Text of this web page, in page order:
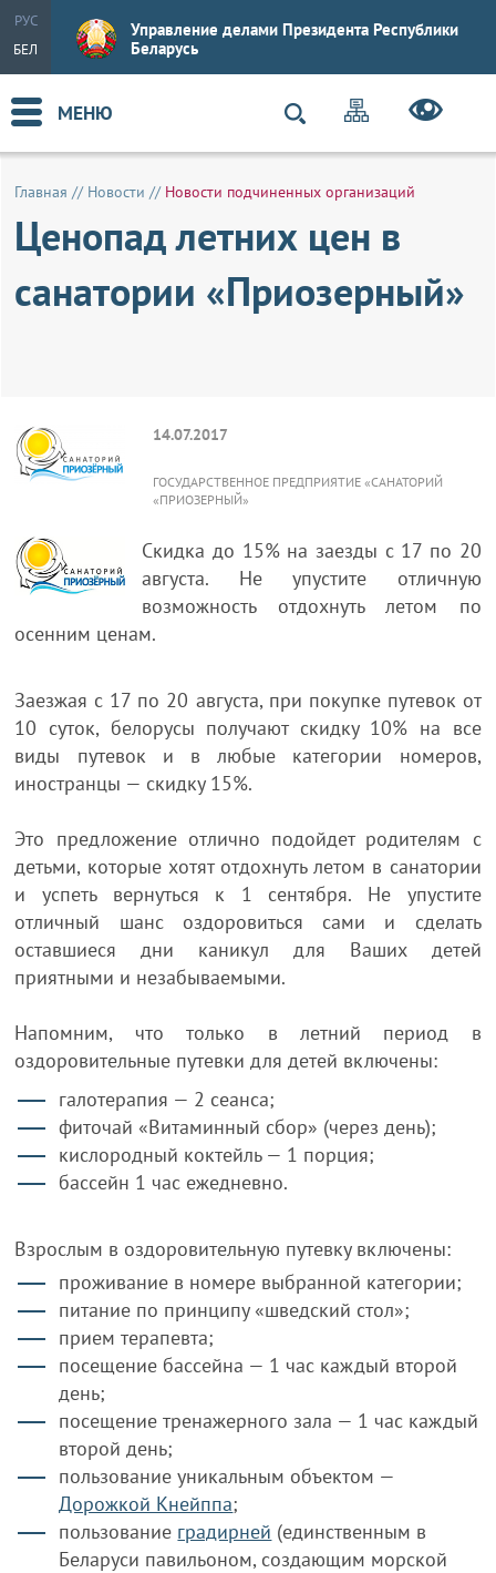
РУС
БЕЛ
Управление делами Президента Республики
Беларусь
МЕНЮ
Главная // Новости // Новости подчиненных организаций
Ценопад летних цен в
санатории «Приозерный»
14.07.2017
ГОСУДАРСТВЕННОЕ ПРЕДПРИЯТИЕ «САНАТОРИЙ
«ПРИОЗЕРНЫЙ»
Скидка до 15% на заезды с 17 по 20
августа. Не упустите отличную
возможность отдохнуть летом по
осенним ценам.
Заезжая с 17 по 20 августа, при покупке путевок от
10 суток, белорусы получают скидку 10% на все
виды путевок и в любые категории номеров,
иностранцы — cкидку 15%.
Это предложение отлично подойдет родителям с
детьми, которые хотят отдохнуть летом в санатории
и успеть вернуться к 1 сентября. Не упустите
отличный шанс оздоровиться сами и сделать
оставшиеся дни каникул для Ваших детей
приятными и незабываемыми.
Напомним, что только в летний период в
оздоровительные путевки для детей включены:
галотерапия — 2 сеанса;
фиточай «Витаминный сбор» (через день);
кислородный коктейль — 1 порция;
бассейн 1 час ежедневно.
Взрослым в оздоровительную путевку включены:
проживание в номере выбранной категории;
питание по принципу «шведский стол»;
прием терапевта;
посещение бассейна — 1 час каждый второй
день;
посещение тренажерного зала — 1 час каждый
второй день;
пользование уникальным объектом —
Дорожкой Кнейппа;
пользование градирней (единственным в
Беларуси павильоном, создающим морской